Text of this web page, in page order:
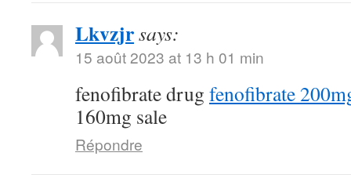
Lkvzjrsays:
15 août 2023 at 13 h 01 min
fenofibrate drug fenofibrate
160mg sale
Répondre